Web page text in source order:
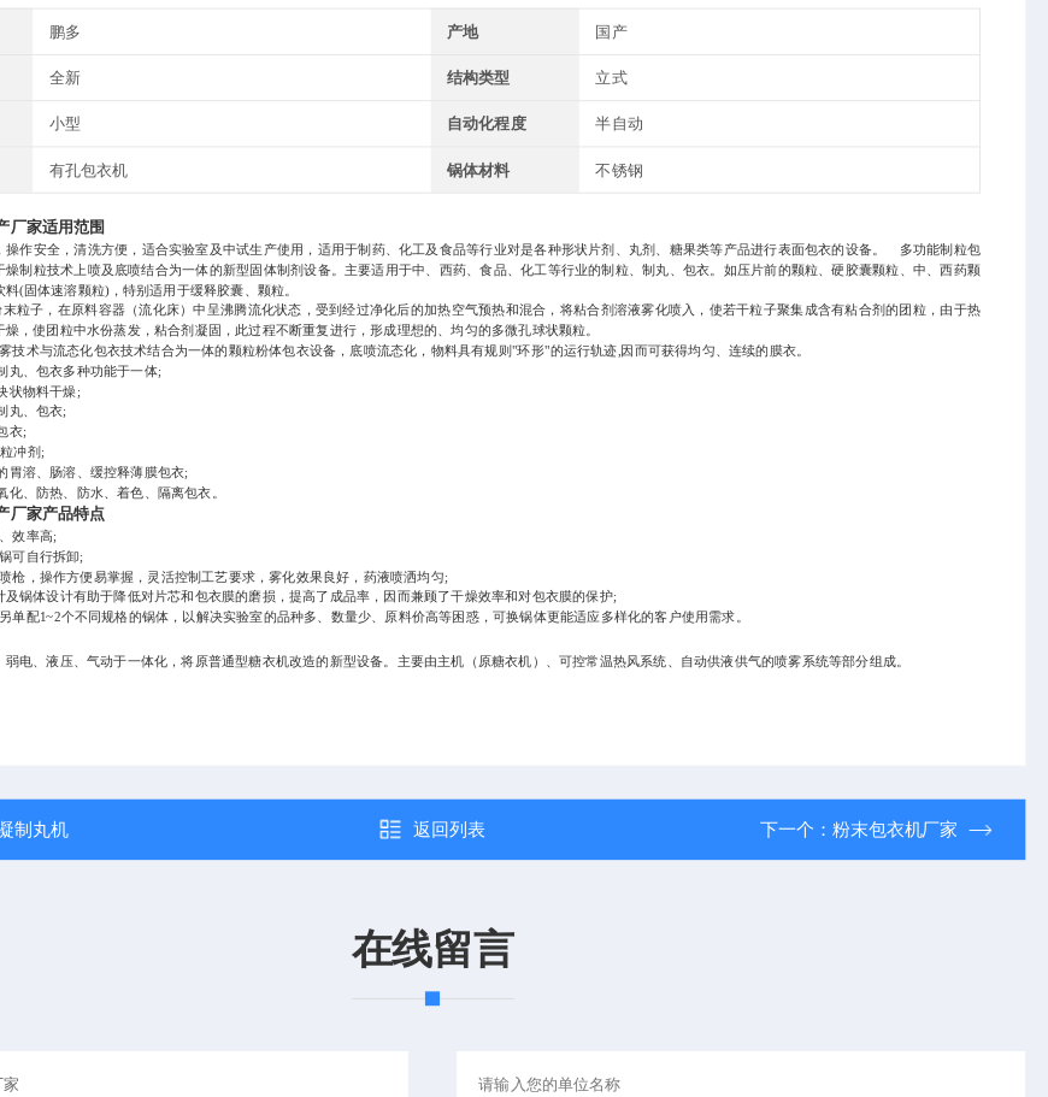
鹏多 产地 国产
全新 结构类型 立式
小型 自动化程度 半自动
有孔包衣机 锅体材料 不锈钢
厂家适用范围
作安全，清洗方便，适合实验室及中试生产使用，适用于制药、化工及食品等行业对是各种形状片剂、丸剂、糖果类等产品进行表面包衣的设备。 多功能制粒包
燥制粒技术上喷及底喷结合为一体的新型固体制剂设备。主要适用于中、西药、食品、化工等行业的制粒、制丸、包衣。如压片前的颗粒、硬胶囊颗粒、中、西药颗
(固体速溶颗粒)，特别适用于缓释胶囊、颗粒。
末粒子，在原料容器（流化床）中呈沸腾流化状态，受到经过净化后的加热空气预热和混合，将粘合剂溶液雾化喷入，使若干粒子聚集成含有粘合剂的团粒，由于热
燥，使团粒中水份蒸发，粘合剂凝固，此过程不断重复进行，形成理想的、均匀的多微孔球状颗粒。
技术与流态化包衣技术结合为一体的颗粒粉体包衣设备，底喷流态化，物料具有规则"环形"的运行轨迹,因而可获得均匀、连续的膜衣。
丸、包衣多种功能于一体;
状物料干燥;
丸、包衣;
衣;
冲剂;
胃溶、肠溶、缓控释薄膜包衣;
、防热、防水、着色、隔离包衣。
厂家产品特点
、效率高;
可自行拆卸;
枪，操作方便易掌握，灵活控制工艺要求，雾化效果良好，药液喷洒均匀;
及锅体设计有助于降低对片芯和包衣膜的磨损，提高了成品率，因而兼顾了干燥效率和对包衣膜的保护;
单配1~2个不同规格的锅体，以解决实验室的品种多、数量少、原料价高等困惑，可换锅体更能适应多样化的客户使用需求。
电、液压、气动于一体化，将原普通型糖衣机改造的新型设备。主要由主机（原糖衣机）、可控常温热风系统、自动供液供气的喷雾系统等部分组成。
制丸机 返回列表 下一个： 粉末包衣机厂家
在线留言